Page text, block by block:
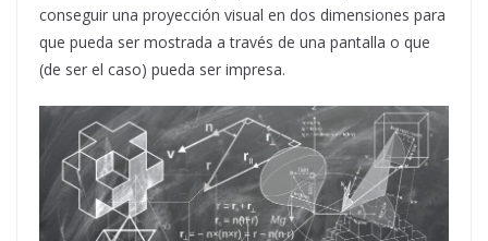
conseguir una proyección visual en dos dimensiones para
que pueda ser mostrada a través de una pantalla o que
(de ser el caso) pueda ser impresa.